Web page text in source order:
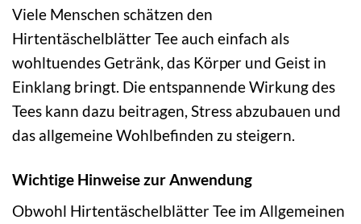
Viele Menschen schätzen den
Hirtentäschelblätter Tee auch einfach als
wohltuendes Getränk, das Körper und Geist in
Einklang bringt. Die entspannende Wirkung des
Tees kann dazu beitragen, Stress abzubauen und
das allgemeine Wohlbefinden zu steigern.
Wichtige Hinweise zur Anwendung
Obwohl Hirtentäschelblätter Tee im Allgemeinen